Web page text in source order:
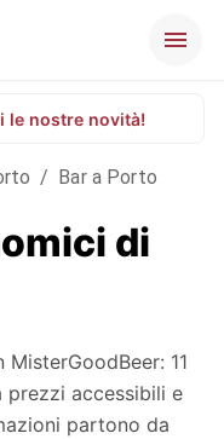
le nostre novità!
/ Bar a Porto
di
11
prezzi accessibili e
partono da